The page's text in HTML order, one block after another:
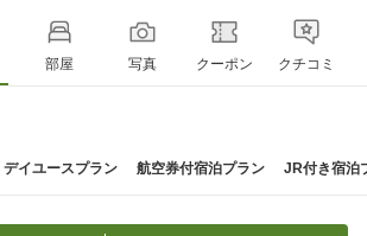
部屋 写真 クーポン クチコミ
デイユースプラン 航空券付宿泊プラン JR付き宿泊